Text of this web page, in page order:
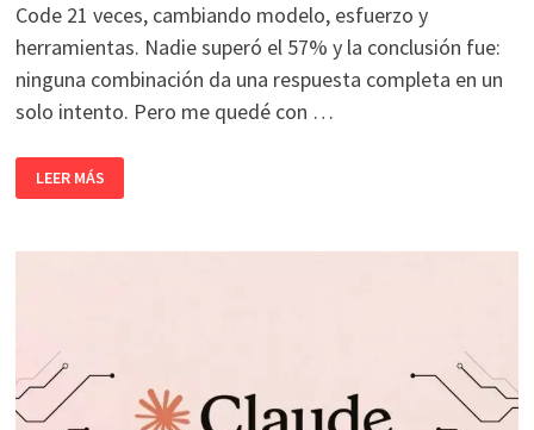
Code 21 veces, cambiando modelo, esfuerzo y
herramientas. Nadie superó el 57% y la conclusión fue:
ninguna combinación da una respuesta completa en un
solo intento. Pero me quedé con …
¿MEJORA
LA
IA
PIDES
PROBÉ
CON
CLAUDE
CODE
LEER MÁS